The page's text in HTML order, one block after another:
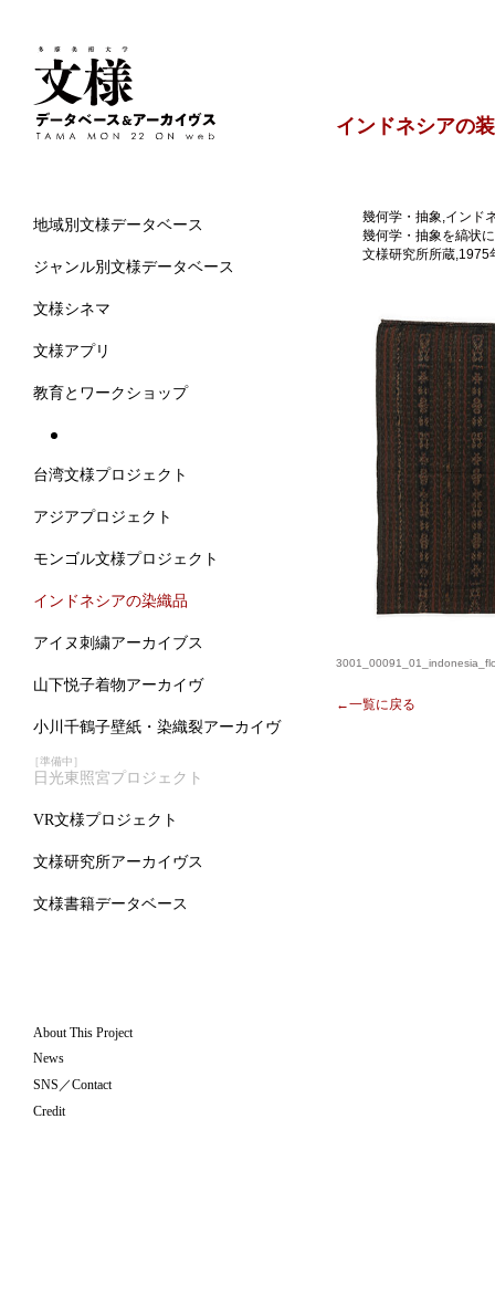
地域別文様データベース
ジャンル別文様データベース
文様シネマ
文様アプリ
教育とワークショップ
台湾文様プロジェクト
アジアプロジェクト
モンゴル文様プロジェクト
インドネシアの染織品
アイヌ刺繍アーカイブス
山下悦子着物アーカイヴ
小川千鶴子壁紙・染織裂アーカイヴ
［準備中］
日光東照宮プロジェクト
VR文様プロジェクト
文様研究所アーカイヴス
文様書籍データベース
About This Project
News
SNS／Contact
Credit
インドネシアの
幾何学・抽象,インド
幾何学・抽象を縞状
文様研究所所蔵,1975
←一覧に戻る